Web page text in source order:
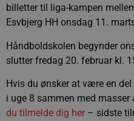
billetter til liga-kampen
Esvbjerg HH onsdag 11.
Håndboldskolen begynder
slutter fredag 20. februar kl.
Hvis du ønsker at være en
i uge 8 sammen med
du tilmelde dig her – sidste